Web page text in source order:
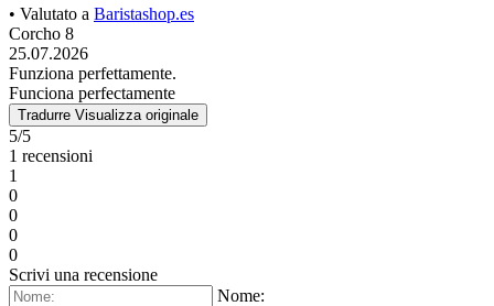
• Valutato a Baristashop.es
Corcho 8
25.07.2026
Funziona perfettamente.
Funciona perfectamente
Tradurre Visualizza originale
5/5
1 recensioni
1
0
0
0
0
Scrivi una recensione
Nome: